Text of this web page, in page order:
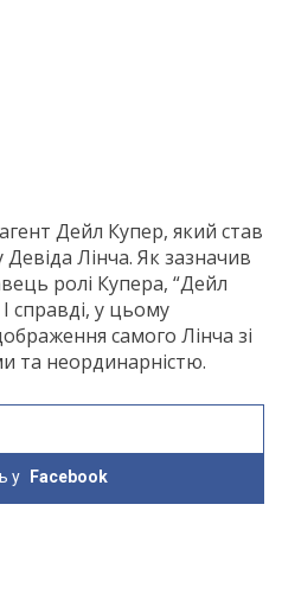
Дейл Купер, який став
Лінча. Як зазначив
ролі Купера, “Дейл
справді, у цьому
самого Лінча зі
та неординарністю.
у Facebook